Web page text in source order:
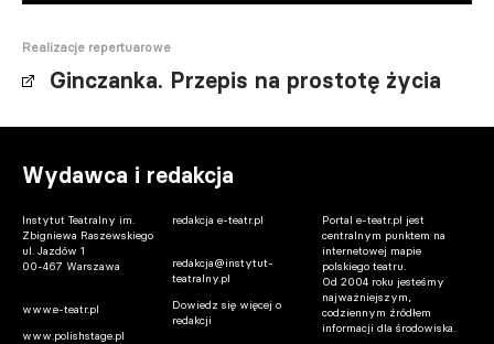
Realizacje repertuarowe
Ginczanka. Przepis na prostotę życia
Wydawca i redakcja
Instytut Teatralny im.
Zbigniewa Raszewskiego
ul. Jazdów 1
00-467 Warszawa
www.e-teatr.pl
www.polishstage.pl
redakcja e-teatr.pl
redakcja@instytut-
teatralny.pl
Dowiedz się więcej o
redakcji
Portal e-teatr.pl jest
centralnym punktem na
internetowej mapie
polskiego teatru.
Od 2004 roku jesteśmy
najważniejszym,
codziennym źródłem
informacji dla środowiska.